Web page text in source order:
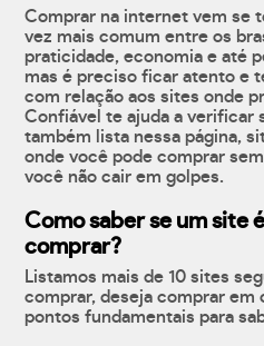
Comprar na internet vem se
vez mais comum entre os
praticidade, economia e até
mas é preciso ficar atento e
com relação aos sites onde
Confiável te ajuda a verificar
também lista nessa página,
onde você pode comprar
você não cair em golpes.
Como saber se um site
comprar?
Listamos mais de 10 sites
comprar, deseja comprar em
pontos fundamentais para